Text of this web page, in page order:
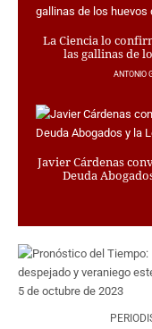
La Ciencia lo
las gallinas de
ANTONIO
Javier Cárdenas
Deuda